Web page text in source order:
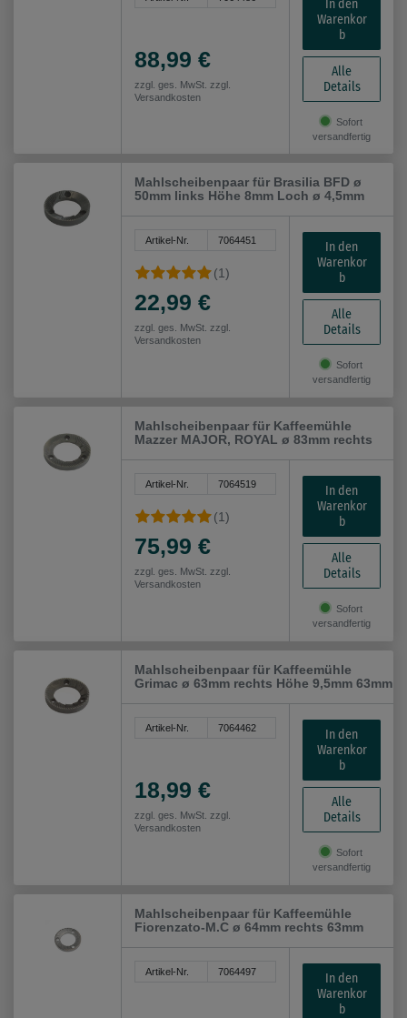
88,99 €
zzgl. ges. MwSt. zzgl.
Versandkosten
In den
Warenkor
b
Alle
Details
Sofort
versandfertig
Mahlscheibenpaar für Brasilia BFD ø
50mm links Höhe 8mm Loch ø 4,5mm
Artikel-Nr. 7064451
(1)
22,99 €
zzgl. ges. MwSt. zzgl.
Versandkosten
In den
Warenkor
b
Alle
Details
Sofort
versandfertig
Mahlscheibenpaar für Kaffeemühle
Mazzer MAJOR, ROYAL ø 83mm rechts
Artikel-Nr. 7064519
(1)
75,99 €
zzgl. ges. MwSt. zzgl.
Versandkosten
In den
Warenkor
b
Alle
Details
Sofort
versandfertig
Mahlscheibenpaar für Kaffeemühle
Grimac ø 63mm rechts Höhe 9,5mm 63mm
Artikel-Nr. 7064462
18,99 €
zzgl. ges. MwSt. zzgl.
Versandkosten
In den
Warenkor
b
Alle
Details
Sofort
versandfertig
Mahlscheibenpaar für Kaffeemühle
Fiorenzato-M.C ø 64mm rechts 63mm
Artikel-Nr. 7064497
In den
Warenkor
b